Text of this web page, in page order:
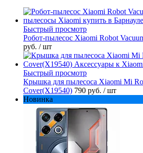
Быстрый просмотр
Робот-пылесос Xiaomi Robot
руб. / шт
Быстрый просмотр
Крышка для пылесоса Xiaomi Mi
Cover(X19540) 790 руб. / шт
Новинка